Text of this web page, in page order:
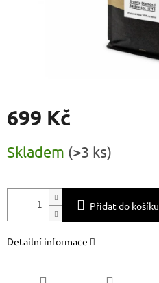
699 Kč
cena:
Skladem (>3 ks)
Přidat do košíku
Detailní informace